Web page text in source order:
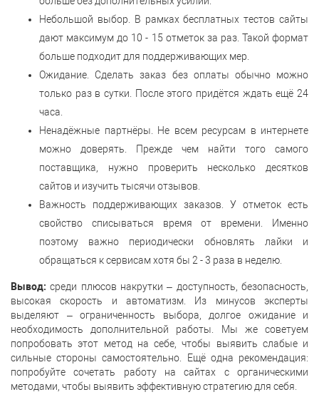
Небольшой выбор. В рамках бесплатных тестов сайты
дают максимум до 10 - 15 отметок за раз. Такой формат
больше подходит для поддерживающих мер.
Ожидание. Сделать заказ без оплаты обычно можно
только раз в сутки. После этого придётся ждать ещё 24
часа.
Ненадёжные партнёры. Не всем ресурсам в интернете
можно доверять. Прежде чем найти того самого
поставщика, нужно проверить несколько десятков
сайтов и изучить тысячи отзывов.
Важность поддерживающих заказов. У отметок есть
свойство списываться время от времени. Именно
поэтому важно периодически обновлять лайки и
обращаться к сервисам хотя бы 2 - 3 раза в неделю.
Вывод: среди плюсов накрутки – доступность, безопасность,
высокая скорость и автоматизм. Из минусов эксперты
выделяют – ограниченность выбора, долгое ожидание и
необходимость дополнительной работы. Мы же советуем
попробовать этот метод на себе, чтобы выявить слабые и
сильные стороны самостоятельно. Ещё одна рекомендация:
попробуйте сочетать работу на сайтах с органическими
методами, чтобы выявить эффективную стратегию для себя.